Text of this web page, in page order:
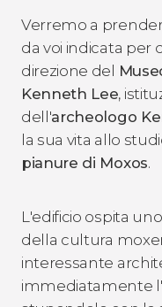
Verremo a
da voi indicata per
direzione del
Kenneth Lee,
dell'archeologo
la sua vita allo
pianure di Moxos.
L'edificio ospita
della cultura
interessante
immediatamente